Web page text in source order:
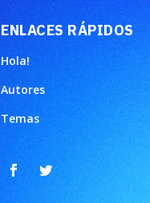
ENLACES RÁPIDOS
Hola!
Autores
Temas